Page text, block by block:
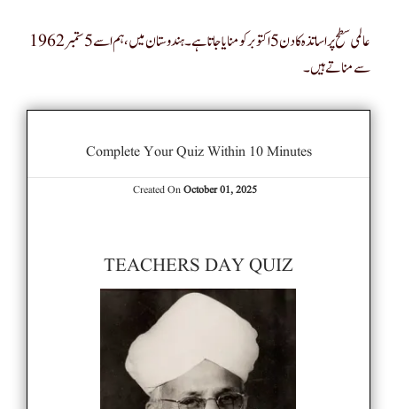
عالمی سطح پر اساتذہ کا دن 5 اکتوبر کو منایا جاتا ہے۔ ہندوستان میں ، ہم اسے 5 ستمبر 1962
سے مناتے ہیں۔
Complete Your Quiz Within 10 Minutes
Created OnOctober 01, 2025
TEACHERS DAY QUIZ